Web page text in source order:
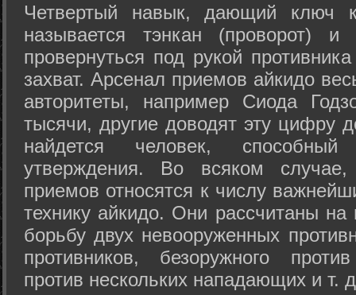
Четвертый навык, дающий ключ
называется тэнкан (проворот)
провернуться под рукой
захват. Арсенал приемов айкидо
авторитеты, например Сиода
тысячи, другие доводят эту цифру
найдется человек,
утверждения. Во всяком
приемов относятся к числу
технику айкидо. Они рассчитаны
борьбу двух невооруженных
противников, безоружного
против нескольких нападающих и т.